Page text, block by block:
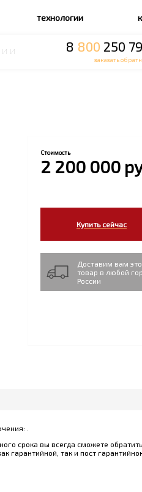
технологии
8 800 250
заказать
Стоимость
2 200 000
Купить сейчас
Доставим вам
товар в любой
России
.
срока вы всегда сможете
гарантийной, так и пост